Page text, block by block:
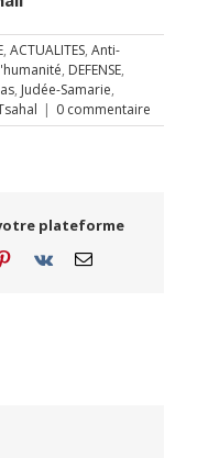
, ACTUALITES, Anti-
, DEFENSE,
, Judée-Samarie,
| 0 commentaire
plateforme
Pinterest
Vk Email